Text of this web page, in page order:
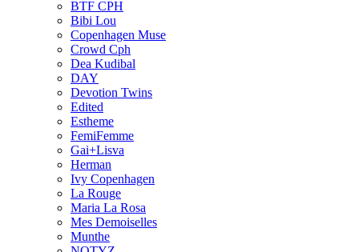
BTF CPH
Bibi Lou
Copenhagen Muse
Crowd Cph
Dea Kudibal
DAY
Devotion Twins
Edited
Estheme
FemiFemme
Gai+Lisva
Herman
Ivy Copenhagen
La Rouge
Maria La Rosa
Mes Demoiselles
Munthe